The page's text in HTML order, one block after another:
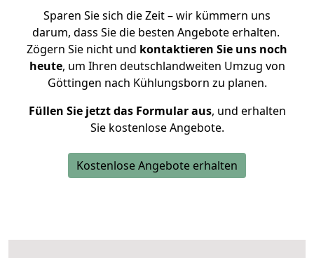
Sparen Sie sich die Zeit – wir kümmern uns
darum, dass Sie die besten Angebote erhalten.
Zögern Sie nicht und kontaktieren Sie uns noch
heute, um Ihren deutschlandweiten Umzug von
Göttingen nach Kühlungsborn zu planen.
Füllen Sie jetzt das Formular aus, und erhalten
Sie kostenlose Angebote.
Kostenlose Angebote erhalten